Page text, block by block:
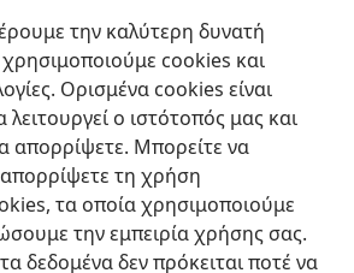
την καλύτερη δυνατή
cookies και
Ορισμένα cookies είναι
λειτουργεί ο ιστότοπός μας και
απορρίψετε. Μπορείτε να
τη χρήση
τα οποία χρησιμοποιούμε
την εμπειρία χρήσης σας.
δεδομένα δεν πρόκειται ποτέ να
τον εαυτό σου και τη
Να μένεις σταθερός σε αυτά τα
το αυτό θα σώσεις και τον
που σε ακούν.
Κοινή Χρήση Προτιμήσεις